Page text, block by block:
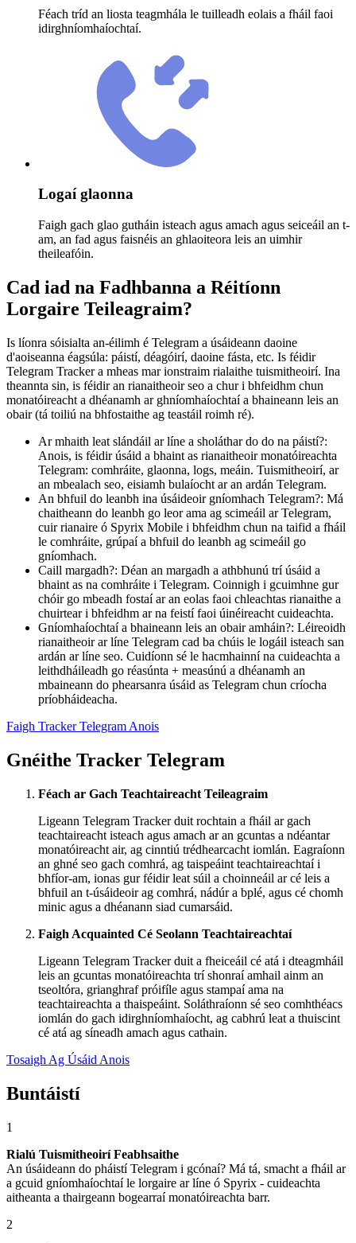
Féach tríd an liosta teagmhála le tuilleadh eolais a fháil faoi
idirghníomhaíochtaí.
Logaí glaonna
Faigh gach glao gutháin isteach agus amach agus seiceáil an t-
am, an fad agus faisnéis an ghlaoiteora leis an uimhir
theileafóin.
Cad iad na Fadhbanna a Réitíonn
Lorgaire Teileagraim?
Is líonra sóisialta an-éilimh é Telegram a úsáideann daoine
d'aoiseanna éagsúla: páistí, déagóirí, daoine fásta, etc. Is féidir
Telegram Tracker a mheas mar ionstraim rialaithe tuismitheoirí. Ina
theannta sin, is féidir an rianaitheoir seo a chur i bhfeidhm chun
monatóireacht a dhéanamh ar ghníomhaíochtaí a bhaineann leis an
obair (tá toiliú na bhfostaithe ag teastáil roimh ré).
Ar mhaith leat slándáil ar líne a sholáthar do do na páistí?:
Anois, is féidir úsáid a bhaint as rianaitheoir monatóireachta
Telegram: comhráite, glaonna, logs, meáin. Tuismitheoirí, ar
an mbealach seo, eisiamh bulaíocht ar an ardán Telegram.
An bhfuil do leanbh ina úsáideoir gníomhach Telegram?: Má
chaitheann do leanbh go leor ama ag scimeáil ar Telegram,
cuir rianaire ó Spyrix Mobile i bhfeidhm chun na taifid a fháil
le comhráite, grúpaí a bhfuil do leanbh ag scimeáil go
gníomhach.
Caill margadh?: Déan an margadh a athbhunú trí úsáid a
bhaint as na comhráite i Telegram. Coinnigh i gcuimhne gur
chóir go mbeadh fostaí ar an eolas faoi chleachtas rianaithe a
chuirtear i bhfeidhm ar na feistí faoi úinéireacht cuideachta.
Gníomhaíochtaí a bhaineann leis an obair amháin?: Léireoidh
rianaitheoir ar líne Telegram cad ba chúis le logáil isteach san
ardán ar líne seo. Cuidíonn sé le hacmhainní na cuideachta a
leithdháileadh go réasúnta + measúnú a dhéanamh an
mbaineann do phearsanra úsáid as Telegram chun críocha
príobháideacha.
Faigh Tracker Telegram Anois
Gnéithe Tracker Telegram
Féach ar Gach Teachtaireacht Teileagraim
Ligeann Telegram Tracker duit rochtain a fháil ar gach
teachtaireacht isteach agus amach ar an gcuntas a ndéantar
monatóireacht air, ag cinntiú trédhearcacht iomlán. Eagraíonn
an ghné seo gach comhrá, ag taispeáint teachtaireachtaí i
bhfíor-am, ionas gur féidir leat súil a choinneáil ar cé leis a
bhfuil an t-úsáideoir ag comhrá, nádúr a bplé, agus cé chomh
minic agus a dhéanann siad cumarsáid.
Faigh Acquainted Cé Seolann Teachtaireachtaí
Ligeann Telegram Tracker duit a fheiceáil cé atá i dteagmháil
leis an gcuntas monatóireachta trí shonraí amhail ainm an
tseoltóra, grianghraf próifíle agus stampaí ama na
teachtaireachta a thaispeáint. Soláthraíonn sé seo comhthéacs
iomlán do gach idirghníomhaíocht, ag cabhrú leat a thuiscint
cé atá ag síneadh amach agus cathain.
Tosaigh Ag Úsáid Anois
Buntáistí
1
Rialú Tuismitheoirí Feabhsaithe
An úsáideann do pháistí Telegram i gcónaí? Má tá, smacht a fháil ar
a gcuid gníomhaíochtaí le lorgaire ar líne ó Spyrix - cuideachta
aitheanta a thairgeann bogearraí monatóireachta barr.
2